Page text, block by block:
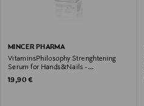
MINCER PHARMA
VitaminsPhilosophy Strenghtening
Serum for Hands&Nails -
käsivoideseerumi 30ml
Original Price
19,90 €